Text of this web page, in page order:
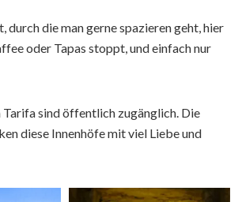
durch die man gerne spazieren geht, hier
oder Tapas stoppt, und einfach nur
Tarifa sind öffentlich zugänglich. Die
diese Innenhöfe mit viel Liebe und